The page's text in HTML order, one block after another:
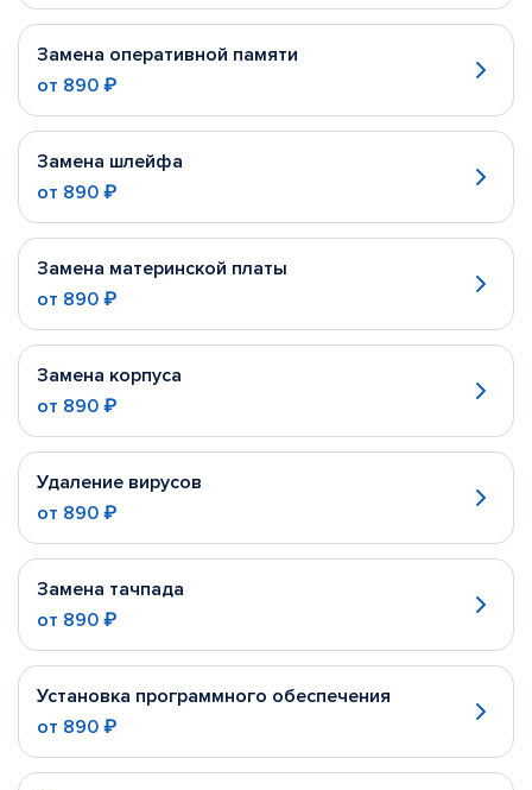
Замена оперативной памяти
от 890 ₽
Замена шлейфа
от 890 ₽
Замена материнской платы
от 890 ₽
Замена корпуса
от 890 ₽
Удаление вирусов
от 890 ₽
Замена тачпада
от 890 ₽
Установка программного обеспечения
от 890 ₽